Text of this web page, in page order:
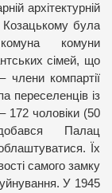
архітектурній
Козацькому була
комуна комуни
сімей, що
компартії
переселенців із
172 чоловіки (50
Палац
Їх
самого замку
У 1945